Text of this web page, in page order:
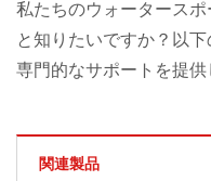
私たちのウォータース
と知りたいですか？以
専門的なサポートを提供
関連製品